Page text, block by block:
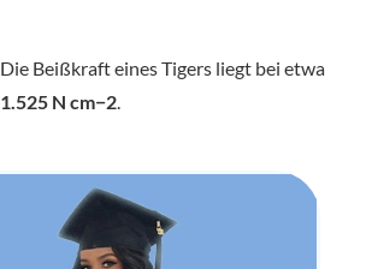
Die Beißkraft eines Tigers liegt bei etwa
1.525 N cm−2.